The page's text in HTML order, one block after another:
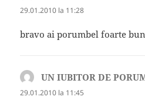
29.01.2010 la 11:28
bravo ai porumbel foarte bun
UN IUBITOR DE
29.01.2010 la 11:45